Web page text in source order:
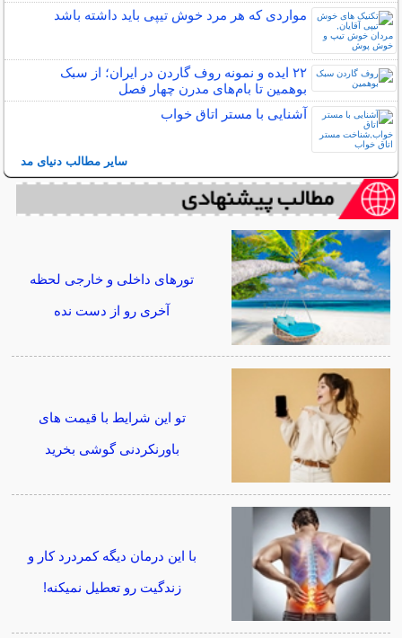
مواردی که هر مرد خوش تیپی باید داشته باشد
۲۲ ایده و نمونه روف گاردن در ایران؛ از سبک
بوهمین تا بام‌های مدرن چهار فصل
آشنایی با مستر اتاق خواب
سایر مطالب دنیای مد
تورهای داخلی و خارجی لحظه
آخری رو از دست نده
تو این شرایط با قیمت های
باورنکردنی گوشی بخرید
با این درمان دیگه کمردرد کار و
زندگیت رو تعطیل نمیکنه!